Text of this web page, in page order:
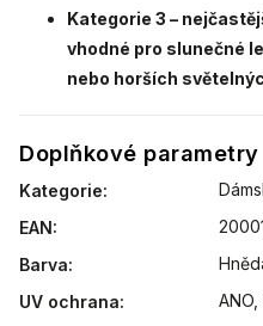
Kategorie 3 –
vhodné pro slunečné
nebo horších
Doplňkové parametry
Kategorie:
EAN:
Barva:
UV ochrana: